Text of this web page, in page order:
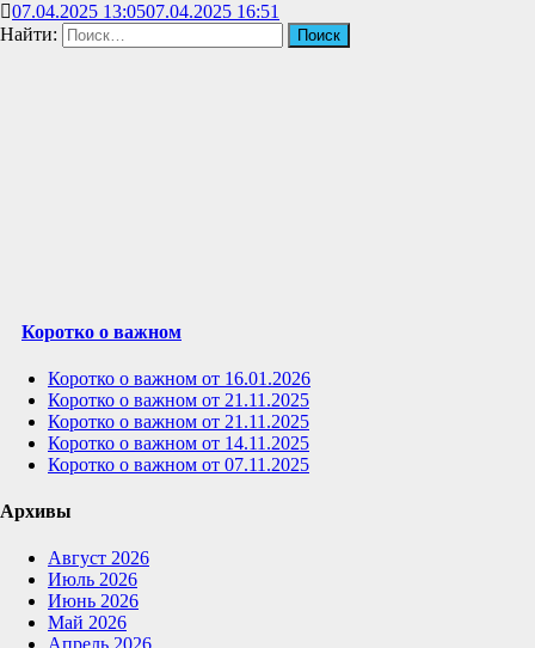
07.04.2025 13:0507.04.2025 16:51
Найти:
Коротко о важном
Коротко о важном от 16.01.2026
Коротко о важном от 21.11.2025
Коротко о важном от 21.11.2025
Коротко о важном от 14.11.2025
Коротко о важном от 07.11.2025
Архивы
Август 2026
Июль 2026
Июнь 2026
Май 2026